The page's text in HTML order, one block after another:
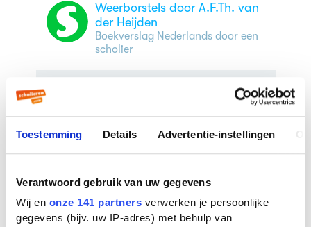
Toestemming Details Advertentie-instellingen
Verantwoord gebruik van uw gegevens
Wij en onze 141 partners verwerken je persoonlijke
gegevens (bijv. uw IP-adres) met behulp van
Weerborstels door A.F.Th. van
der Heijden
Boekverslag Nederlands door een
scholier
Weerborstels door A.F.Th. van
Boekverslag Nederlands door een
scholier| 6e klas vwo
der Heijden
Boekverslag Nederlands door een
scholier| 4e klas vmbo